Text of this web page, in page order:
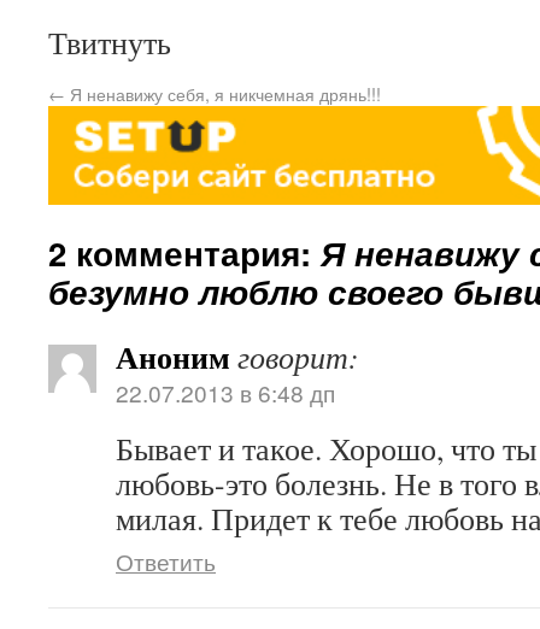
Твитнуть
← Я ненавижу себя, я никчемная дрянь!!!
2 комментария: Я ненавижу
безумно люблю своего
Аноним говорит:
22.07.2013 в 6:48 дп
Бывает и такое. Хорошо, что
любовь-это болезнь. Не в
милая. Придет к тебе любовь
Ответить